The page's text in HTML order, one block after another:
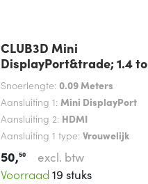
CLUB3D Mini
DisplayPort&trade; 1.4 to
HDMI&trade;
Snoerlengte: 0.09 Meters
Aansluiting 1: Mini DisplayPort
Aansluiting 2: HDMI
Aansluiting 1 type: Vrouwelijk
50,50
excl. btw
Voorraad 19 stuks